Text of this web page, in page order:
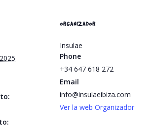
ORGANIZADOR
Insulae
Phone
+34 647 618 272
Email
info@insulaeibiza.com
Ver la web Organizador